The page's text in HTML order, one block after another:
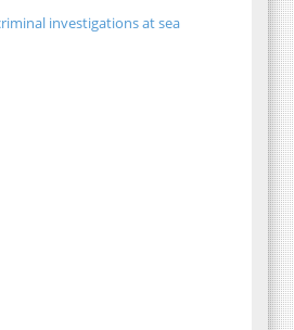
investigations at sea